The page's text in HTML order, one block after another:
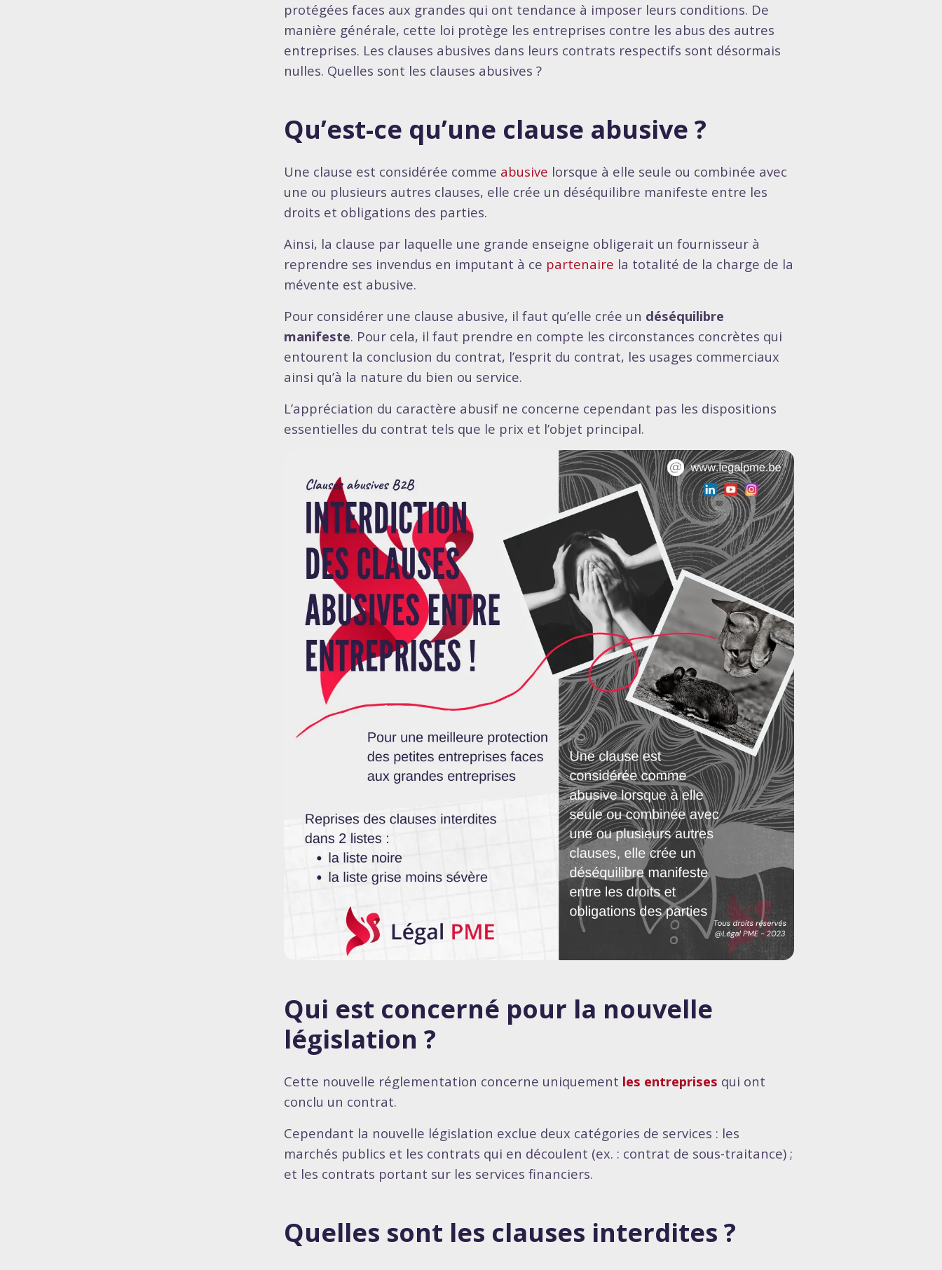
protégées faces aux grandes qui ont tendance à imposer leurs conditions. De
manière générale, cette loi protège les entreprises contre les abus des autres
entreprises. Les clauses abusives dans leurs contrats respectifs sont désormais
nulles. Quelles sont les clauses abusives ?
Qu’est-ce qu’une clause abusive ?
Une clause est considérée comme abusive lorsque à elle seule ou combinée avec
une ou plusieurs autres clauses, elle crée un déséquilibre manifeste entre les
droits et obligations des parties.
Ainsi, la clause par laquelle une grande enseigne obligerait un fournisseur à
reprendre ses invendus en imputant à ce partenaire la totalité de la charge de la
mévente est abusive.
Pour considérer une clause abusive, il faut qu’elle crée un déséquilibre
manifeste. Pour cela, il faut prendre en compte les circonstances concrètes qui
entourent la conclusion du contrat, l’esprit du contrat, les usages commerciaux
ainsi qu’à la nature du bien ou service.
L’appréciation du caractère abusif ne concerne cependant pas les dispositions
essentielles du contrat tels que le prix et l’objet principal.
Qui est concerné pour la nouvelle
législation ?
Cette nouvelle réglementation concerne uniquement les entreprises qui ont
conclu un contrat.
Cependant la nouvelle législation exclue deux catégories de services : les
marchés publics et les contrats qui en découlent (ex. : contrat de sous-traitance) ;
et les contrats portant sur les services financiers.
Quelles sont les clauses interdites ?